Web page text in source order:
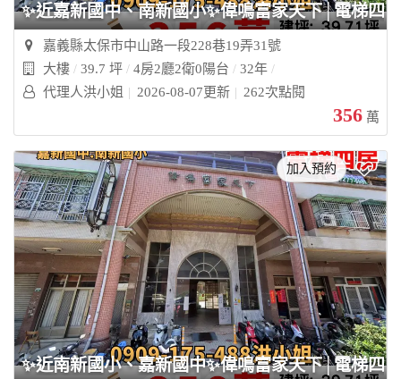
✨近嘉新國中、南新國小✨偉鳴富家天下│電梯四
嘉義縣太保市中山路一段228巷19弄31號
大樓
39.7 坪 4房2廳2衛0陽台
32年
代理人洪小姐
2026-08-07更新 262次點閱
356 萬
加入預約
✨近南新國小、嘉新國中✨偉鳴富家天下│電梯四